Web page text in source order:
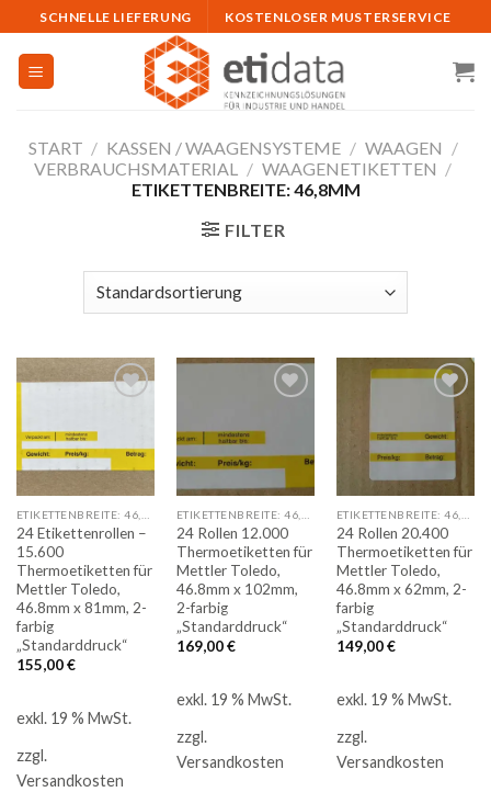
to
content
SCHNELLE LIEFERUNG KOSTENLOSER MUSTERSERVICE
START / KASSEN / WAAGENSYSTEME / WAAGEN /
VERBRAUCHSMATERIAL / WAAGENETIKETTEN /
ETIKETTENBREITE: 46,8MM
FILTER
die
24 Etikettenrollen –
15.600
Thermoetiketten für
Mettler Toledo,
46.8mm x 81mm, 2-
farbig
„Standarddruck“
155,00€
exkl. 19 % MwSt.
zzgl.
Versandkosten
Merkliste
24 Rollen 12.000
Thermoetiketten für
Mettler Toledo,
46.8mm x 102mm,
2-farbig
„Standarddruck“
169,00€
exkl. 19 % MwSt.
zzgl.
Versandkosten
Auf
die
Merkliste
24 Rollen 20.400
Thermoetiketten für
Mettler Toledo,
46.8mm x 62mm, 2-
farbig
„Standarddruck“
149,00€
exkl. 19 % MwSt.
zzgl.
Versandkosten